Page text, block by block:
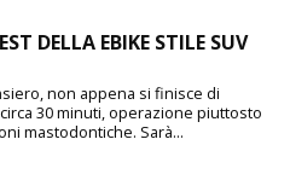
DELLA EBIKE STILE SUV
non appena si finisce di
30 minuti, operazione piuttosto
mastodontiche. Sarà...